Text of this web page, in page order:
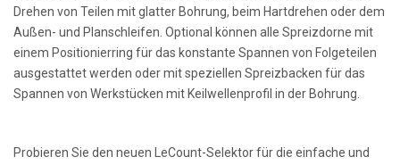
Drehen von Teilen mit glatter Bohrung, beim Hartdrehen oder dem
Außen- und Planschleifen. Optional können alle Spreizdorne mit
einem Positionierring für das konstante Spannen von Folgeteilen
ausgestattet werden oder mit speziellen Spreizbacken für das
Spannen von Werkstücken mit Keilwellenprofil in der Bohrung.
Probieren Sie den neuen LeCount-Selektor für die einfache und